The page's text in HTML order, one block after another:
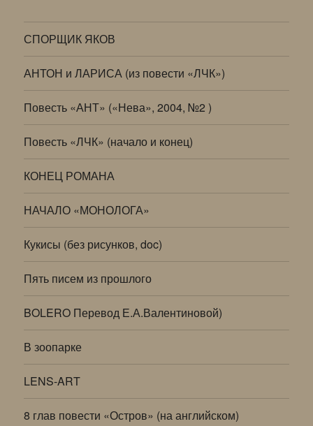
СПОРЩИК ЯКОВ
АНТОН и ЛАРИСА (из повести «ЛЧК»)
Повесть «АНТ» («Нева», 2004, №2 )
Повесть «ЛЧК» (начало и конец)
КОНЕЦ РОМАНА
НАЧАЛО «МОНОЛОГА»
Кукисы (без рисунков, doc)
Пять писем из прошлого
BOLERO Перевод Е.А.Валентиновой)
В зоопарке
LENS-ART
8 глав повести «Остров» (на английском)